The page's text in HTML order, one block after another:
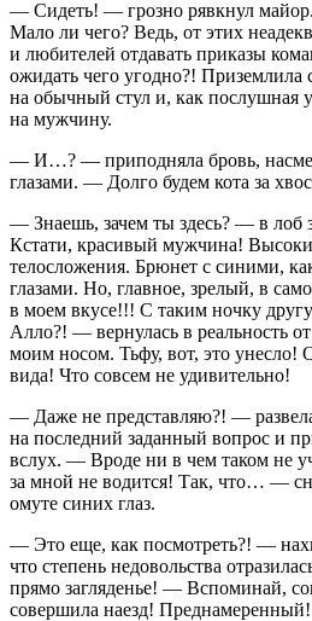
— Сидеть! — грозно рявкнул майор.
Мало ли чего? Ведь, от этих
и любителей отдавать приказы
ожидать чего угодно?! Приземлила
на обычный стул и, как послушная
на мужчину.
— И…? — приподняла бровь,
глазами. — Долго будем кота за
— Знаешь, зачем ты здесь? — в лоб
Кстати, красивый мужчина!
телосложения. Брюнет с синими,
глазами. Но, главное, зрелый, в
в моем вкусе!!! С таким ночку
Алло?! — вернулась в реальность
моим носом. Тьфу, вот, это унесло!
вида! Что совсем не удивительно!
— Даже не представляю?! —
на последний заданный вопрос и
вслух. — Вроде ни в чем таком не
за мной не водится! Так, что… —
омуте синих глаз.
— Это еще, как посмотреть?! —
что степень недовольства
прямо загляденье! — Вспоминай,
совершила наезд!